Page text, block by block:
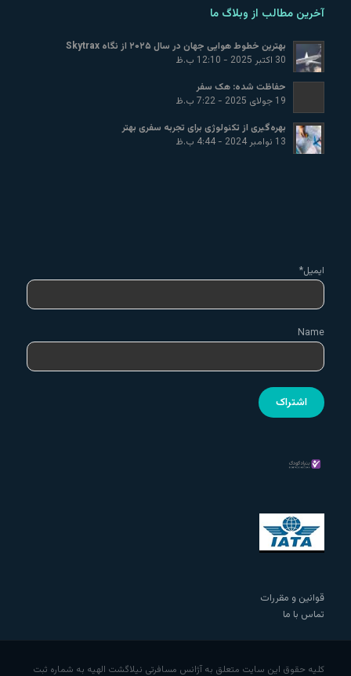
آخرین مطالب از وبلاگ ما
بهترین خطوط هوایی جهان در سال ۲۰۲۵ از نگاه Skytrax
30 اکتبر 2025 - 12:10 ب.ظ
حفاظت شده: هک سفر
19 جولای 2025 - 7:22 ب.ظ
بهره‌گیری از تکنولوژی برای تجربه سفری بهتر
13 نوامبر 2024 - 4:44 ب.ظ
ایمیل*
Name
قوانین و مقررات
تماس با ما
کلیه حقوق این سایت متعلق به آژانس مسافرتی نیلاگشت الهیه به شماره ثبت